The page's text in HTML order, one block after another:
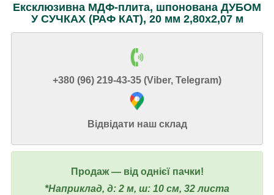
Ексклюзивна МДФ-плита, шпонована ДУБОМ
У СУЧКАХ (РАФ КАТ), 20 мм 2,80х2,07 м
+380 (96) 219-43-35 (Viber, Telegram)
Відвідати наш склад
Продаж ― від однієї пачки!
*Наприклад, д: 2 м, ш: 10 см, 32 листа